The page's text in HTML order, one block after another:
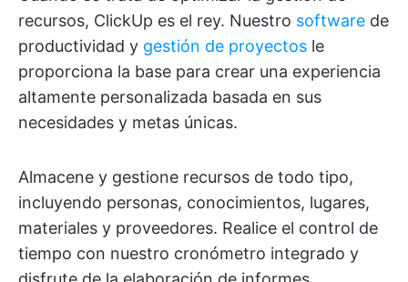
recursos, ClickUp es el rey. Nuestro software de
productividad y gestión de proyectos le
proporciona la base para crear una experiencia
altamente personalizada basada en sus
necesidades y metas únicas.
Almacene y gestione recursos de todo tipo,
incluyendo personas, conocimientos, lugares,
materiales y proveedores. Realice el control de
tiempo con nuestro cronómetro integrado y